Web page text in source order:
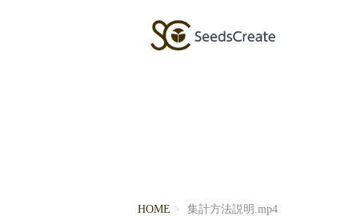
HOME 集計方法説明.mp4